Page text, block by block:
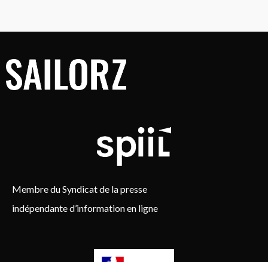
Membre du Syndicat de la presse
indépendante d’information en ligne